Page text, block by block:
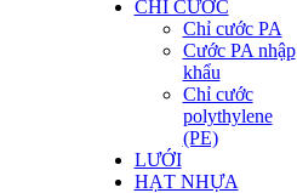
CHỈ CƯỚC
Chỉ cước PA
Cước PA nhập
khẩu
Chỉ cước
polythylene
(PE)
LƯỚI
HẠT NHỰA